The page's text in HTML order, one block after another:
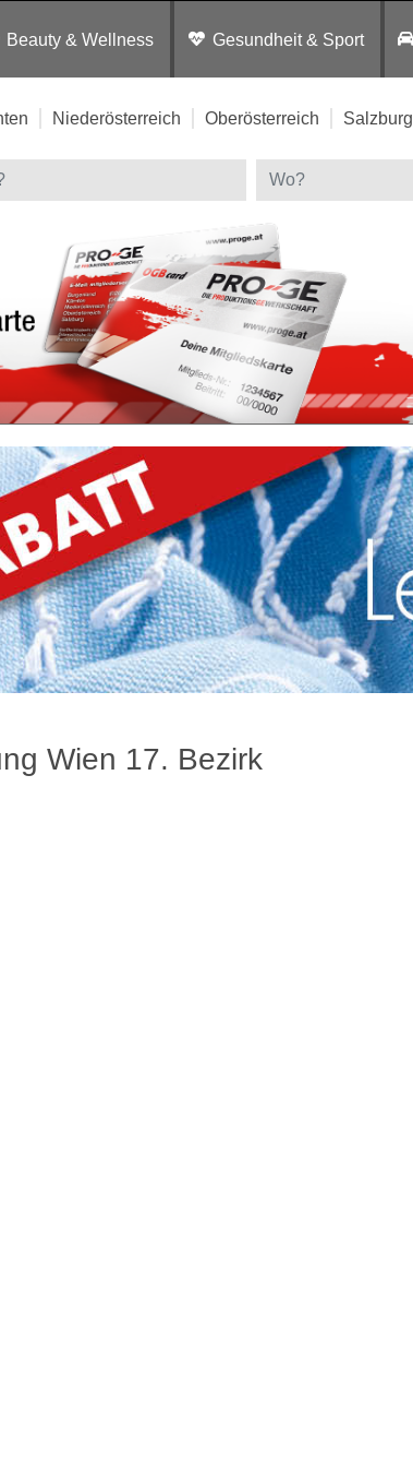
Beauty & Wellness Gesundheit & Sport
Niederösterreich Oberösterreich Salzburg
Wien 17. Bezirk